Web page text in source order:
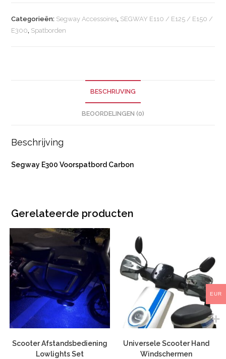
Categorieën: Segway Accessoires, SEGWAY E110 / E125 / E150 /
E300, Spatborden
BESCHRIJVING
BEOORDELINGEN (0)
Beschrijving
Segway E300 Voorspatbord Carbon
Gerelateerde producten
Scooter Afstandsbediening
Lowlights Set
Universele Scooter Hand
Windschermen
EUR